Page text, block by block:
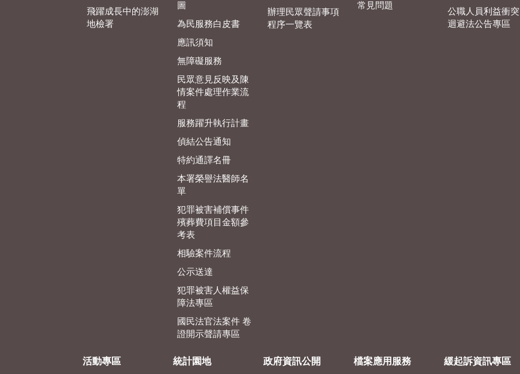
飛躍成長中的澎湖
地檢署
圖
為民服務白皮書
應訊須知
無障礙服務
民眾意見反映及陳
情案件處理作業流
程
服務躍升執行計畫
偵結公告通知
特約通譯名冊
本署榮譽法醫師名
單
犯罪被害補償事件
殯葬費項目金額參
考表
相驗案件流程
公示送達
犯罪被害人權益保
障法專區
國民法官法案件 卷
證開示聲請專區
辦理民眾聲請事項
程序一覽表
常見問題
公職人員利益衝突
迴避法公告專區
活動專區 統計園地 政府資訊公開 檔案應用服務 緩起訴資訊專區